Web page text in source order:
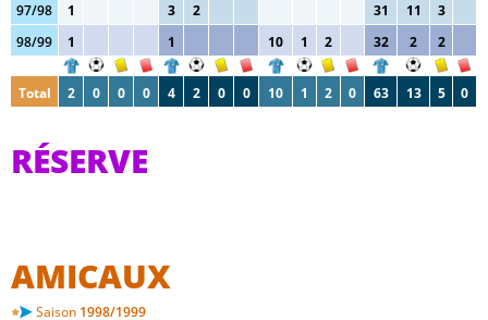
97/98 1 3 2 31 11
3
98/99
1 1 10 1 2 32 2 2
Total 2 0 0 0 4 2 0 0 10 1 2 0 63 13 5 0
RÉSERVE
AMICAUX
Saison 1998/1999